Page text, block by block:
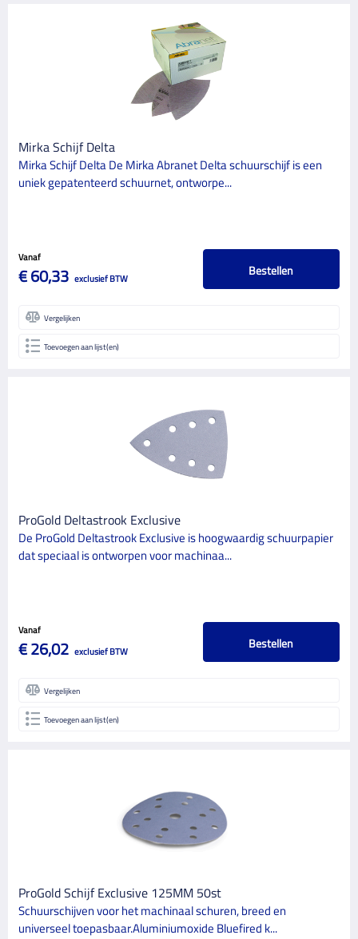
Mirka Schijf Delta
Mirka Schijf Delta De Mirka Abranet Delta schuurschijf is een
uniek gepatenteerd schuurnet, ontworpe...
Vanaf
€ 60,33 exclusief BTW Bestellen
Vergelijken
Toevoegen aan lijst(en)
ProGold Deltastrook Exclusive
De ProGold Deltastrook Exclusive is hoogwaardig schuurpapier
dat speciaal is ontworpen voor machinaa...
Vanaf
€ 26,02 exclusief BTW Bestellen
Vergelijken
Toevoegen aan lijst(en)
ProGold Schijf Exclusive 125MM 50st
Schuurschijven voor het machinaal schuren, breed en
universeel toepasbaar.Aluminiumoxide Bluefired k...